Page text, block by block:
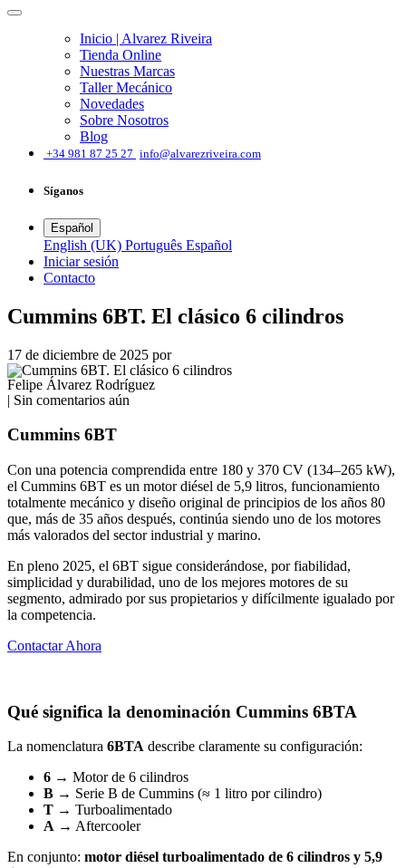
Inicio | Alvarez Riveira
Tienda Online
Nuestras Marcas
Taller Mecánico
Novedades
Sobre Nosotros
Blog
+34 981 87 25 27 info@alvarezriveira.com
Síganos
Español
English (UK) Português Español
Iniciar sesión
​Contacto
Cummins 6BT. El clásico 6 cilindros
17 de diciembre de 2025 por
Felipe Álvarez Rodríguez
| Sin comentarios aún
Cummins 6BT
Con una potencia comprendida entre 180 y 370 CV (134–265 kW),
el Cummins 6BT es un motor diésel de 5,9 litros, funcionamiento
totalmente mecánico y diseño original de principios de los años 80
que, más de 35 años después, continúa siendo uno de los motores
más valorados del sector industrial y marino.
En pleno 2025, el 6BT sigue considerándose, por fiabilidad,
simplicidad y durabilidad, uno de los mejores motores de su
segmento, admirado por sus propietarios y difícilmente igualado por
la competencia.
Contactar Ahora
Qué significa la denominación Cummins 6BTA
La nomenclatura 6BTA describe claramente su configuración:
6 → Motor de 6 cilindros
B → Serie B de Cummins (≈ 1 litro por cilindro)
T → Turboalimentado
A → Aftercooler
En conjunto: motor diésel turboalimentado de 6 cilindros y 5,9